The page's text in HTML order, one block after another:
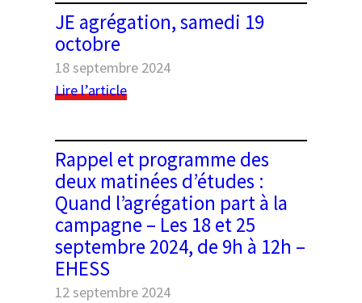
les
campagnes
France
(1634-
Autour
de
deux
nouvelles
questions
de
l’agrégation
JE agrégation, samedi 19
octobre
18 septembre 2024
Lire l’article:
samedi
19
octobre
Rappel et programme des
deux matinées d’études :
Quand l’agrégation part à la
campagne – Les 18 et 25
septembre 2024, de 9h à 12h –
EHESS
12 septembre 2024